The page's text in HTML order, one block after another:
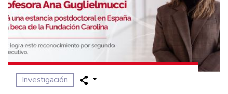
Investigación